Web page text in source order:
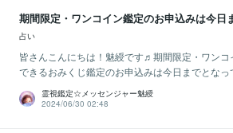
期間限定・ワンコイン鑑定のお申込みは今日
占い
皆さんこんにちは！魅綬です♬期間限定・ワンコ
できるおみくじ鑑定のお申込みは今日までとなっ
霊視鑑定☆メッセンジャー魅綬
2024/06/30 02:48